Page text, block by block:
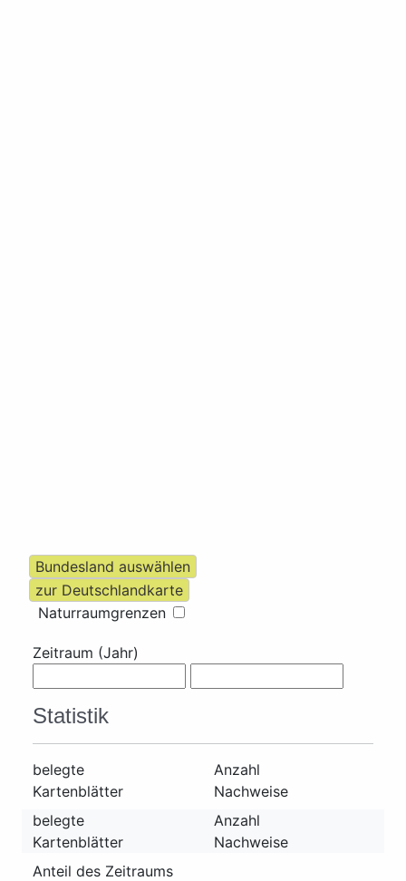
Naturraumgrenzen
Zeitraum (Jahr)
Statistik
belegte
Kartenblätter
Anzahl
Nachweise
belegte
Kartenblätter
Anzahl
Nachweise
Anteil des Zeitraums